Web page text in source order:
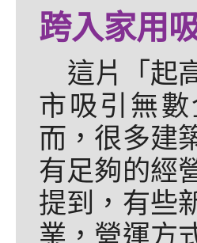
跨入家用
這片「起
市吸引無
而，很多建
有足夠的經
提到，有些
業，營運方